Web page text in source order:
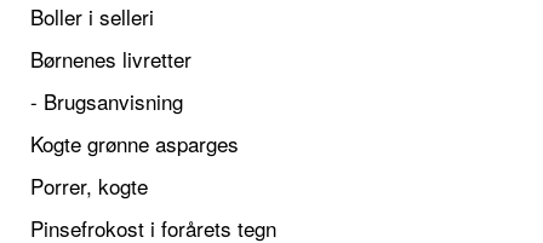
Boller i selleri
Børnenes livretter
- Brugsanvisning
Kogte grønne asparges
Porrer, kogte
Pinsefrokost i forårets tegn